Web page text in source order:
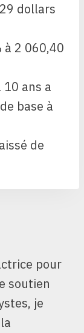
dollars
à 2 060,40
ans a
base à
de
pour
soutien
je